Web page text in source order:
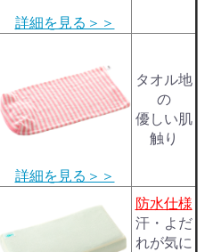
詳細を見る＞＞
詳細を見る＞＞
タオル地
の
優しい肌
触り
防水仕様
汗・よだ
れが気に